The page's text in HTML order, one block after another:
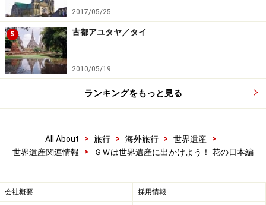
白川郷の桜や京都・奈良のフジは
次のページへ＞
※海外を訪れる際には最新情報の入手に努め、「
外務省 海外安全
ホームページ」を確認するなど、安全確保に十分注意を払ってく
2017/05/25
5 古都アユタヤ／タイ
2010/05/19
ランキングをもっと見る
All About > 旅行 > 海外旅行 > 世界遺産
>
世界遺産関連情報
> ＧＷは世界遺産に出かけよう！ 花の日本編
会社概要 採用情報